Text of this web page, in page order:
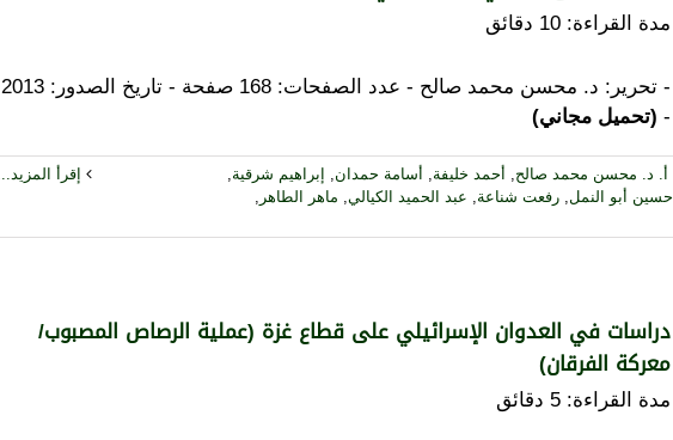
مدة القراءة: 10 دقائق
- تحرير: د. محسن محمد صالح - عدد الصفحات: 168 صفحة - تاريخ الصدور: 2013
- (تحميل مجاني)
أ. د. محسن محمد صالح أحمد خليفة أسامة حمدان إبراهيم شرقية
حسين أبو النمل رفعت شناعة عبد الحميد الكيالي ماهر الطاهر
إقرأ المزيد...
دراسات في العدوان الإسرائيلي على قطاع غزة (عملية الرصاص المصبوب/
معركة الفرقان)
مدة القراءة: 5 دقائق